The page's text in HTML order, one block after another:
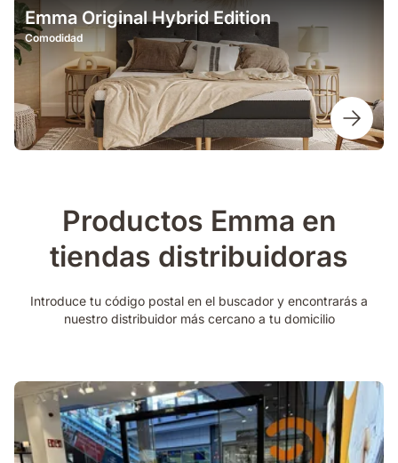
Emma Original Hybrid Edition
Comodidad
Productos Emma en
tiendas distribuidoras
Introduce tu código postal en el buscador y encontrarás a
nuestro distribuidor más cercano a tu domicilio